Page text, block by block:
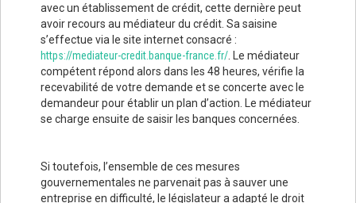
avec un établissement de crédit, cette dernière peut
avoir recours au médiateur du crédit. Sa saisine
s’effectue via le site internet consacré :
https://mediateur-credit.banque-france.fr/ . Le médiateur
compétent répond alors dans les 48 heures, vérifie la
recevabilité de votre demande et se concerte avec le
demandeur pour établir un plan d’action. Le médiateur
se charge ensuite de saisir les banques concernées.
Si toutefois, l’ensemble de ces mesures
gouvernementales ne parvenait pas à sauver une
entreprise en difficulté, le législateur a adapté le droit